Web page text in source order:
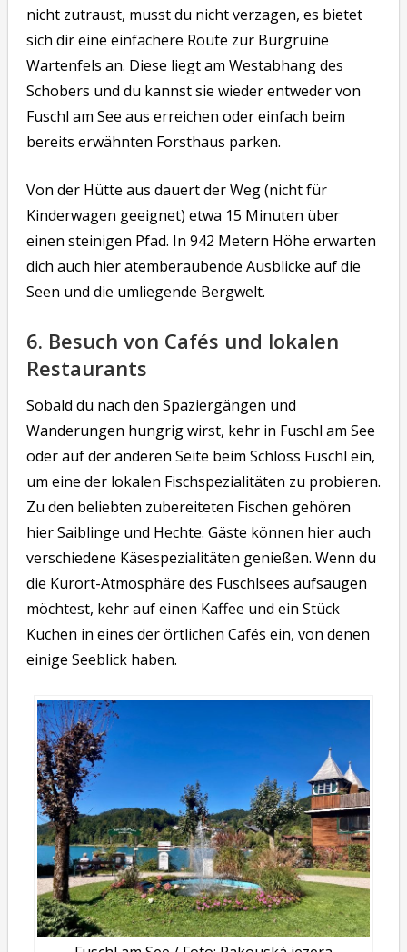
nicht zutraust, musst du nicht verzagen, es bietet
sich dir eine einfachere Route zur Burgruine
Wartenfels an. Diese liegt am Westabhang des
Schobers und du kannst sie wieder entweder von
Fuschl am See aus erreichen oder einfach beim
bereits erwähnten Forsthaus parken.
Von der Hütte aus dauert der Weg (nicht für
Kinderwagen geeignet) etwa 15 Minuten über
einen steinigen Pfad. In 942 Metern Höhe erwarten
dich auch hier atemberaubende Ausblicke auf die
Seen und die umliegende Bergwelt.
6. Besuch von Cafés und lokalen
Restaurants
Sobald du nach den Spaziergängen und
Wanderungen hungrig wirst, kehr in Fuschl am See
oder auf der anderen Seite beim Schloss Fuschl ein,
um eine der lokalen Fischspezialitäten zu probieren.
Zu den beliebten zubereiteten Fischen gehören
hier Saiblinge und Hechte. Gäste können hier auch
verschiedene Käsespezialitäten genießen. Wenn du
die Kurort-Atmosphäre des Fuschlsees aufsaugen
möchtest, kehr auf einen Kaffee und ein Stück
Kuchen in eines der örtlichen Cafés ein, von denen
einige Seeblick haben.